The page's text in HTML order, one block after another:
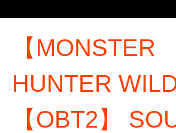
【MONSTER
HUNTER
【OBT2】